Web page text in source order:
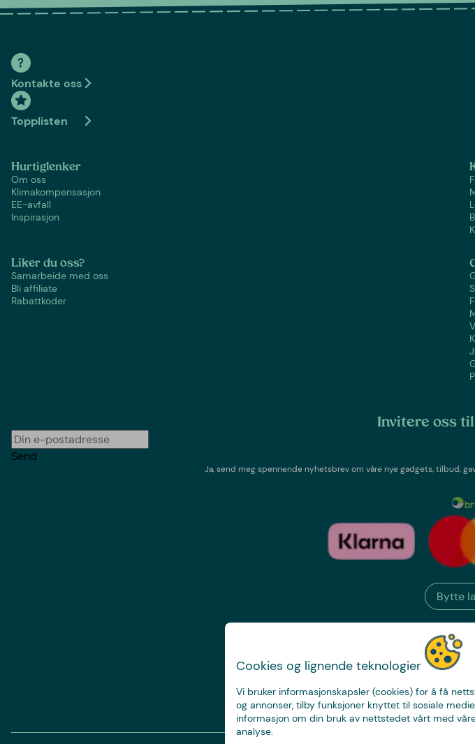
Cookies og lignende teknologier
Vi bruker informasjonskapsler (cookies) for å få
og annonser, tilby funksjoner knyttet til sosiale
informasjon om din bruk av nettstedet vårt med
analyse.
Kontakte oss
Topplisten
Hurtiglenker
Om oss
Klimakompensasjon
EE-avfall
Inspirasjon
Liker du oss?
Samarbeide med oss
Bli affiliate
Rabattkoder
Invitere oss
Send
Ja, send meg spennende nyhetsbrev om våre nye gadgets, tilbud,
Bytte